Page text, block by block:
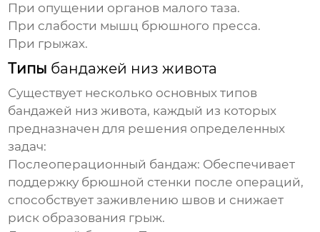
При опущении органов малого таза.
При слабости мышц брюшного пресса.
При грыжах.
Типы бандажей низ живота
Существует несколько основных типов
бандажей низ живота, каждый из которых
предназначен для решения определенных
задач:
Послеоперационный бандаж: Обеспечивает
поддержку брюшной стенки после операций,
способствует заживлению швов и снижает
риск образования грыж.